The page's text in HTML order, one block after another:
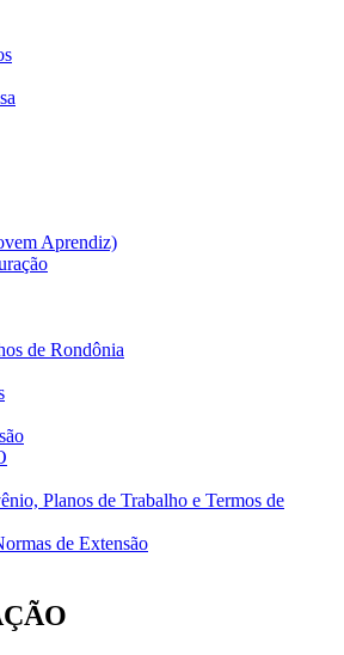
Aprendiz)
de Rondônia
Planos de Trabalho e Termos de
de Extensão